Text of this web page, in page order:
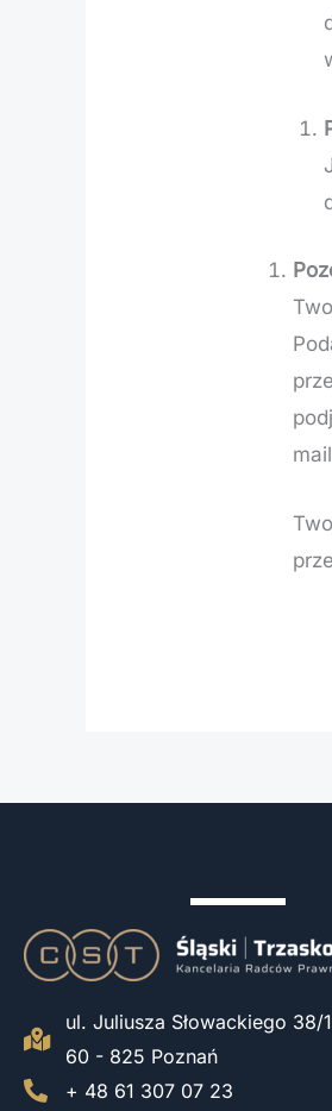
ul. Juliusza Słowackiego 38/1
60 - 825 Poznań
+ 48 61 307 07 23